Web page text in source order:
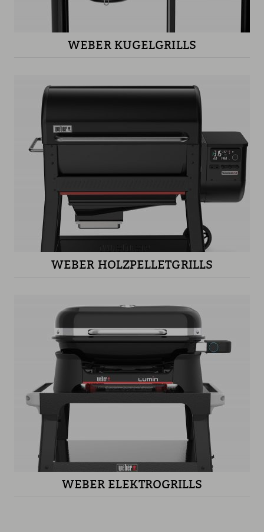
WEBER KUGELGRILLS
WEBER HOLZPELLETGRILLS
WEBER ELEKTROGRILLS